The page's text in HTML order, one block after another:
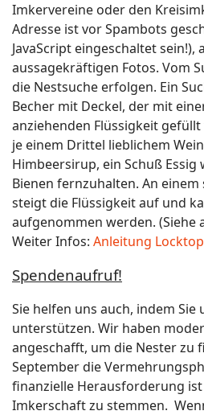
Imkervereine oder den
Adresse ist vor Spambots
JavaScript eingeschaltet sein!),
aussagekräftigen Fotos. Vom
die Nestsuche erfolgen. Ein
Becher mit Deckel, der mit
anziehenden Flüssigkeit
je einem Drittel lieblichem
Himbeersirup, ein Schuß
Bienen fernzuhalten. An einem
steigt die Flüssigkeit auf und
aufgenommen werden. (Siehe
Weiter Infos: Anleitung
Spendenaufruf!
Sie helfen uns auch, indem Sie
unterstützen. Wir haben
angeschafft, um die Nester zu
September die
finanzielle Herausforderung
Imkerschaft zu stemmen.